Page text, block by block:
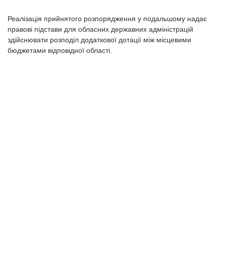
Реалізація прийнятого розпорядження у подальшому надає
правові підстави для обласних державних адміністрацій
здійснювати розподіл додаткової дотації між місцевими
бюджетами відповідної області.